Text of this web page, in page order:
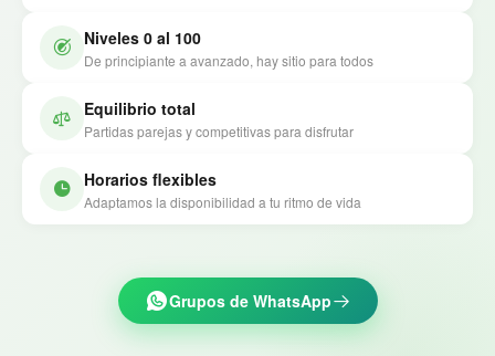
Niveles 0 al 100
De principiante a avanzado, hay sitio para todos
Equilibrio total
Partidas parejas y competitivas para disfrutar
Horarios flexibles
Adaptamos la disponibilidad a tu ritmo de vida
Grupos de WhatsApp